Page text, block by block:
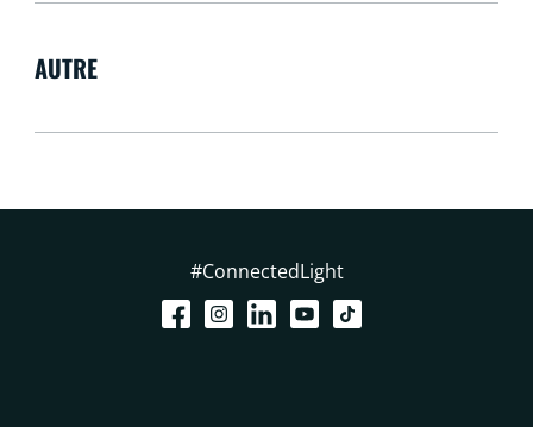
AUTRE
#ConnectedLight